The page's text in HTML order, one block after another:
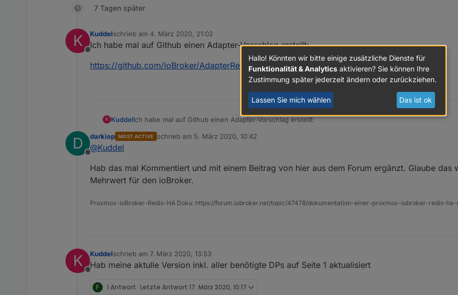
7 Tagen später
K
Offline
Kuddelschrieb am 4. März 2020, 21:02
zuletzt editiert von
Ich habe mal auf Github einen Adapter-Vorschlag erstellt:
https://github.com/ioBroker/AdapterRequests/issues/361
K KuddelIch habe mal auf Github einen Adapter-Vorschlag erstellt:
https://github.com/ioBroker/AdapterRequests/issues/361
D
Offline
darkiop MOST ACTIVE schrieb am 5. März 2020, 10:42
zuletzt editiert von
@Kuddel
Hab das mal Kommentiert und mit einem Beitrag von hier aus dem Forum ergänzt. Glaube das
Mehrwert für den ioBroker.
Proxmox-ioBroker-Redis-HA Doku: https://forum.iobroker.net/topic/47478/dokumentation-einer-proxmox-iobroker-redis-ha-
K
Offline
Kuddelschrieb am 7. März 2020, 13:53
zuletzt editiert von
Hab meine aktulle Version inkl. aller benötigte DPs auf Seite 1 aktualisiert
F 1 Antwort Letzte Antwort 17. März 2020, 10:17
Hallo! Könnten wir bitte einige zusätzliche Dienste für
Funktionalität & Analytics aktivieren? Sie können Ihre
Zustimmung später jederzeit ändern oder zurückziehen.
Lassen Sie mich wählen Das ist ok